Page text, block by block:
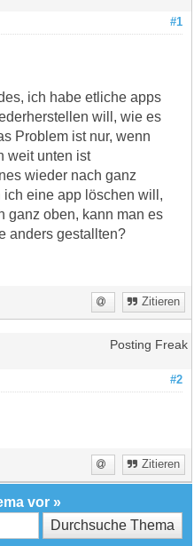
#1
ich habe etliche apps
will, wie es
Problem ist nur, wenn
weit unten ist
wieder nach ganz
eine app löschen will,
ganz oben, kann man es
anders gestallten?
Zitieren
Posting Freak
#2
Zitieren
vor »